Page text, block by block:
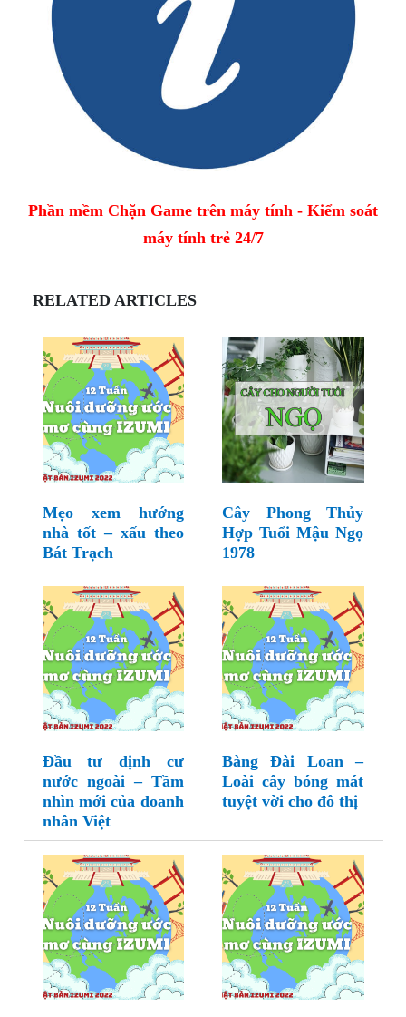
Phần mềm Chặn Game trên máy tính - Kiểm soát
máy tính trẻ 24/7
RELATED ARTICLES
Mẹo xem hướng
nhà tốt – xấu theo
Bát Trạch
Cây Phong Thủy
Hợp Tuổi Mậu Ngọ
1978
Đầu tư định cư
nước ngoài – Tầm
nhìn mới của doanh
nhân Việt
Bàng Đài Loan –
Loài cây bóng mát
tuyệt vời cho đô thị